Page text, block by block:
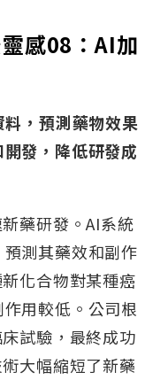
感08：AI加
，預測藥物效果
發，降低研發成
藥研發。AI系統
測其藥效和副作
化合物對某種癌
用較低。公司根
試驗，最終成功
大幅縮短了新藥